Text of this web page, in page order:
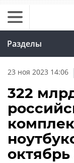
Разделы
23 ноя 2023 14:06 |
322
октябрь